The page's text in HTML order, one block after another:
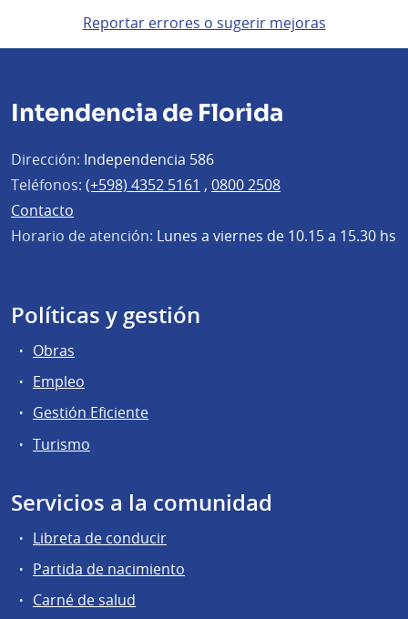
Reportar errores o sugerir mejoras
Intendencia de Florida
Dirección: Independencia 586
Teléfonos: (+598) 4352 5161 , 0800 2508
Contacto
Horario de atención: Lunes a viernes de 10.15 a 15.30 hs
Políticas y gestión
Obras
Empleo
Gestión Eficiente
Turismo
Servicios a la comunidad
Libreta de conducir
Partida de nacimiento
Carné de salud